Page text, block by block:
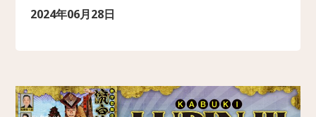
2024年06月28日